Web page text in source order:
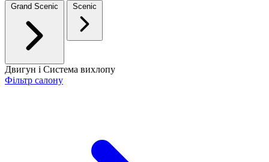
Двигун і Система вихлопу
Фільтр салону